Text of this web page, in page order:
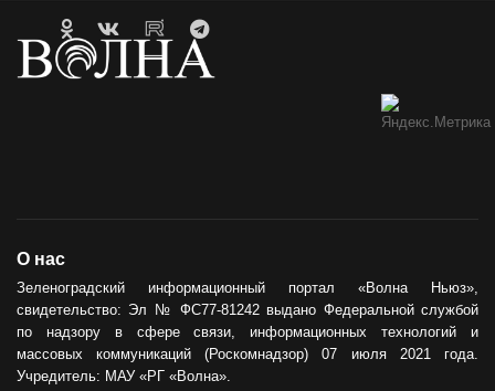
О нас
Зеленоградский информационный портал «Волна Ньюз»,
свидетельство: Эл № ФС77-81242 выдано Федеральной службой
по надзору в сфере связи, информационных технологий и
массовых коммуникаций (Роскомнадзор) 07 июля 2021 года.
Учредитель: МАУ «РГ «Волна».